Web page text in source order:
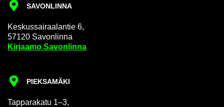
SA­VON­LIN­NA
Kes­kus­sai­raa­lan­tie 6,
57120 Sa­von­lin­na
Kir­jaa­mo Sa­von­lin­na
PIEK­SA­MÄ­KI
Tap­pa­ra­ka­tu 1–3,